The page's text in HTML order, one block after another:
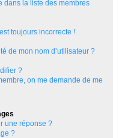
dans la liste des membres
toujours incorrecte !
de mon nom d’utilisateur ?
?
on me demande de me
une réponse ?
?